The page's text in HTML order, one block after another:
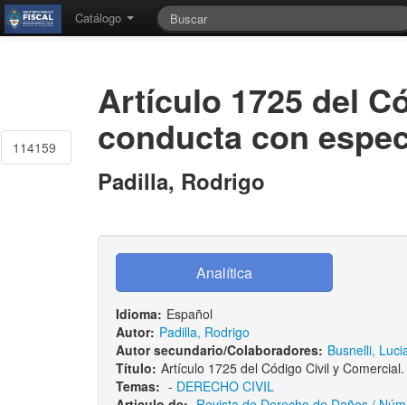
Catálogo
114159
Artículo 1725 del
conducta con
Padilla, Rodrigo
Idioma: Español
Autor: Padilla, Rodrigo
Autor secundario/Colaboradores: Busnelli,
Título: Artículo 1725 del Código Civil y
Temas: - DERECHO CIVIL